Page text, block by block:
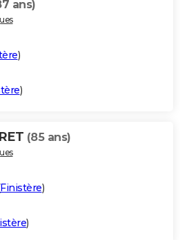
ans)
)
)
(85 ans)
Finistère)
)